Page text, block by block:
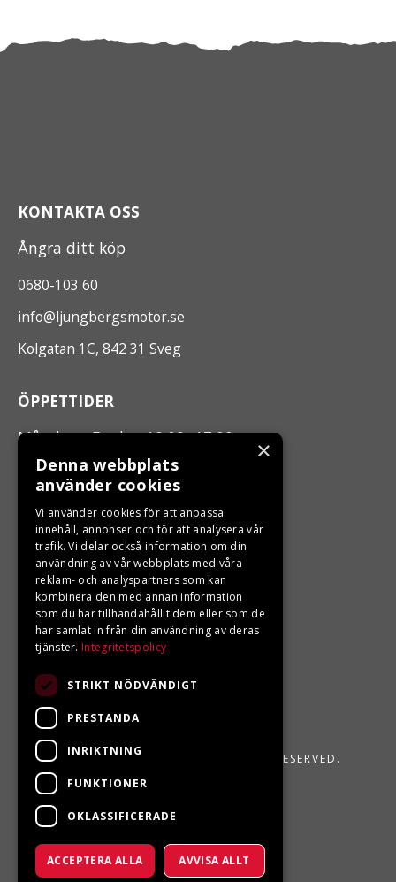
KONTAKTA OSS
Ångra ditt köp
0680-103 60
info@ljungbergsmotor.se
Kolgatan 1C, 842 31 Sveg
ÖPPETTIDER
Måndag - Fredag 10.00 -17.00
LJUNGBERGS MOTOR
Din BRP återförsäljare i Sveg!
LJUNGBERGS MOTOR 2026. ALL RIGHTS RESERVED.
POWERED BY EMPORI CMS
×
Denna webbplats
använder cookies
Vi använder cookies för att anpassa
innehåll, annonser och för att analysera vår
trafik. Vi delar också information om din
användning av vår webbplats med våra
reklam- och analyspartners som kan
kombinera den med annan information
som du har tillhandahållit dem eller som de
har samlat in från din användning av deras
tjänster. Integritetspolicy
STRIKT NÖDVÄNDIGT
PRESTANDA
INRIKTNING
FUNKTIONER
OKLASSIFICERADE
ACCEPTERA ALLA AVVISA ALLT